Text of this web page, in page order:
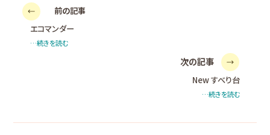
前の記事
エコマンダー
…続きを読む
次の記事
New すべり台
…続きを読む